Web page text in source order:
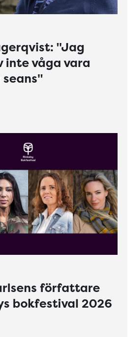
"Jag
inte våga vara
seans"
författare
bokfestival 2026